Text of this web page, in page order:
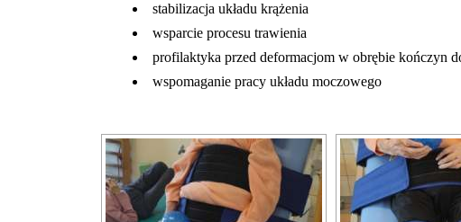
stabilizacja układu krążenia
wsparcie procesu trawienia
profilaktyka przed deformacjom w obrębie kończyn
wspomaganie pracy układu moczowego